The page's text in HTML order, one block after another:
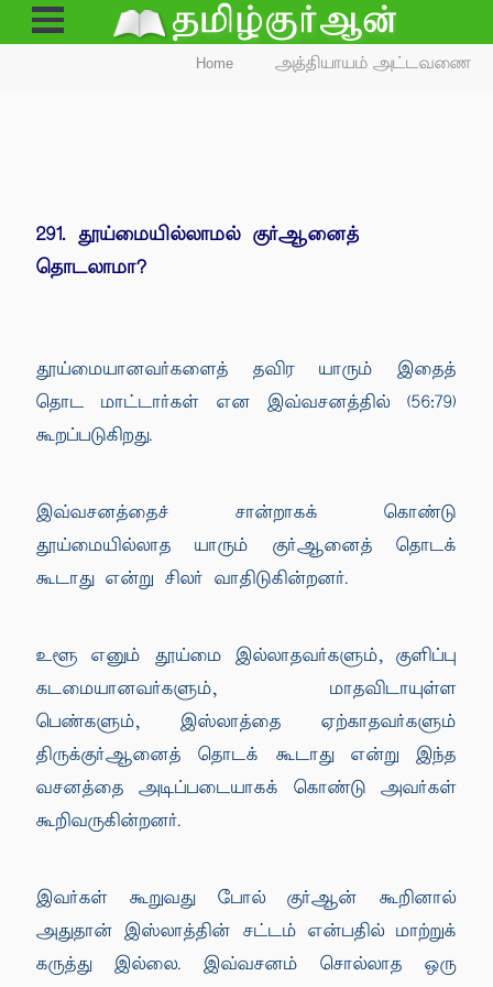
Open
Menu
Home அத்தியாயம் அட்டவணை
291. தூய்மையில்லாமல் குர்ஆனைத்
தொடலாமா?
தூய்மையானவர்களைத் தவிர யாரும் இதைத்
தொட மாட்டார்கள் என இவ்வசனத்தில் (56:79)
கூறப்படுகிறது.
இவ்வசனத்தைச் சான்றாகக் கொண்டு
தூய்மையில்லாத யாரும் குர்ஆனைத் தொடக்
கூடாது என்று சிலர் வாதிடுகின்றனர்.
உளூ எனும் தூய்மை இல்லாதவர்களும், குளிப்பு
கடமையானவர்களும், மாதவிடாயுள்ள
பெண்களும், இஸ்லாத்தை ஏற்காதவர்களும்
திருக்குர்ஆனைத் தொடக் கூடாது என்று இந்த
வசனத்தை அடிப்படையாகக் கொண்டு அவர்கள்
கூறிவருகின்றனர்.
இவர்கள் கூறுவது போல் குர்ஆன் கூறினால்
அதுதான் இஸ்லாத்தின் சட்டம் என்பதில் மாற்றுக்
கருத்து இல்லை. இவ்வசனம் சொல்லாத ஒரு